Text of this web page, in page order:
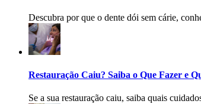
Descubra por que o dente dói sem cárie,
Restauração Caiu? Saiba o Que Fazer e
Se a sua restauração caiu, saiba quais